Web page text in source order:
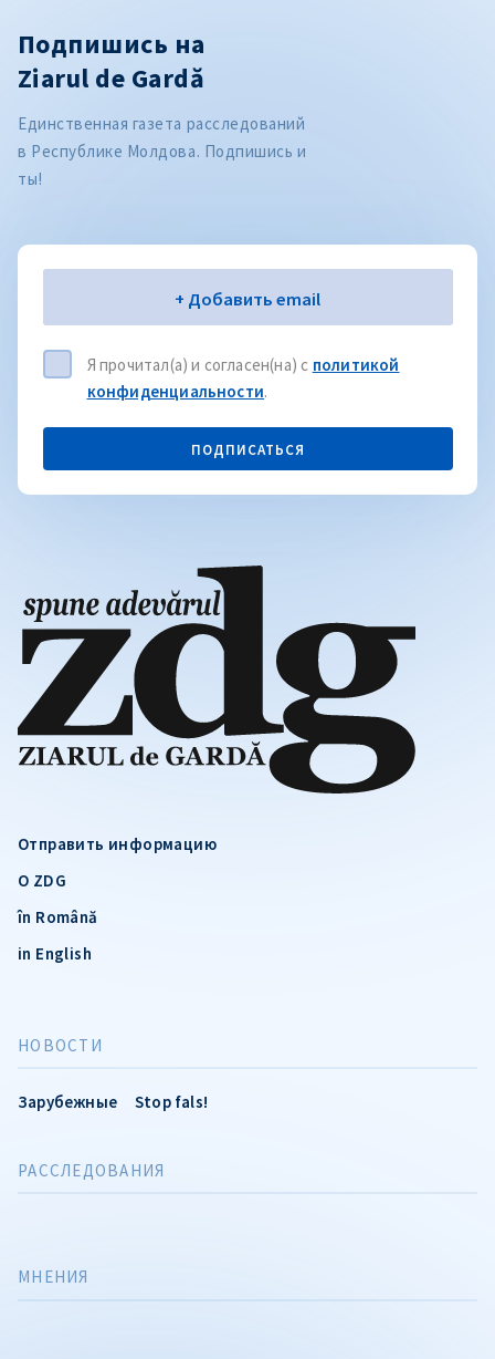
Отправить информацию
О ZDG
în Română
in English
НОВОСТИ
Зарубежные Stop fals!
РАССЛЕДОВАНИЯ
МНЕНИЯ
Подпишись на
Ziarul de Gardă
Единственная газета расследований
в Республике Молдова. Подпишись и
ты!
Электронная почта+ Добавить email
Я прочитал(а) и согласен(на) с политикой
конфиденциальности.
ПОДПИСАТЬСЯ